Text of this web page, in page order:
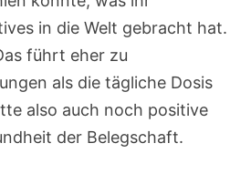
in die Welt gebracht hat.
führt eher zu
als die tägliche Dosis
also auch noch positive
der Belegschaft.